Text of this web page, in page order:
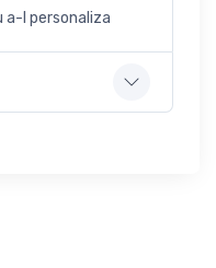
a-l personaliza